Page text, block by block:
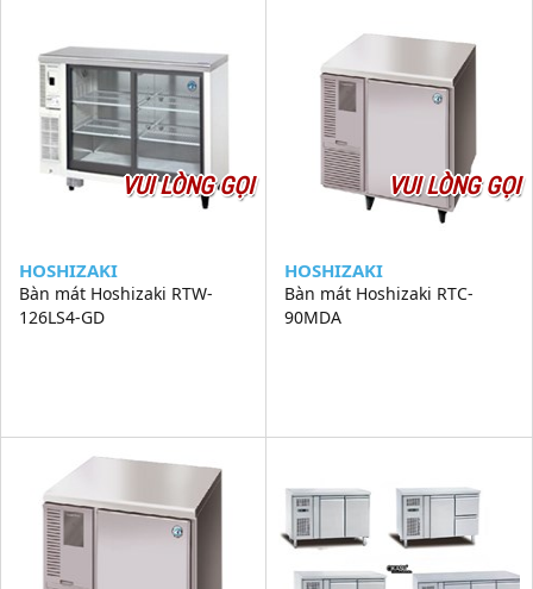
VUI LÒNG GỌI
HOSHIZAKI
Bàn mát Hoshizaki RTW-
126LS4-GD
VUI LÒNG GỌI
HOSHIZAKI
Bàn mát Hoshizaki RTC-
90MDA